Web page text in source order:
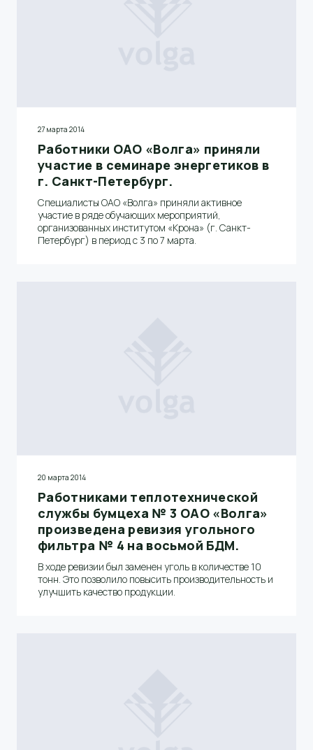
27 марта 2014
Работники ОАО «Волга» приняли
участие в семинаре энергетиков в
г. Санкт-Петербург.
Специалисты ОАО «Волга» приняли активное
участие в ряде обучающих мероприятий,
организованных институтом «Крона» (г. Санкт-
Петербург) в период с 3 по 7 марта.
20 марта 2014
Работниками теплотехнической
службы бумцеха № 3 ОАО «Волга»
произведена ревизия угольного
фильтра № 4 на восьмой БДМ.
В ходе ревизии был заменен уголь в количестве 10
тонн. Это позволило повысить производительность и
улучшить качество продукции.